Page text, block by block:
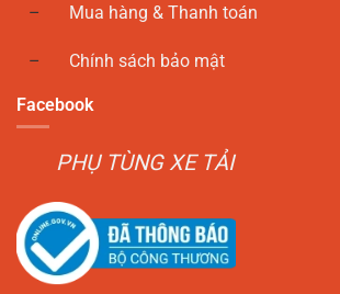
Mua hàng & Thanh toán
Chính sách bảo mật
Facebook
PHỤ TÙNG XE TẢI